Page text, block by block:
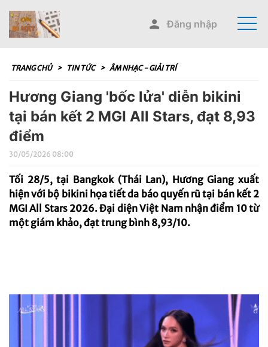
Đăng nhập
TRANG CHỦ > TIN TỨC > ÂM NHẠC - GIẢI TRÍ
Hương Giang 'bốc lửa' diễn bikini
tại bán kết 2 MGI All Stars, đạt 8,93
điểm
30/05/2026 08:00
Tối 28/5, tại Bangkok (Thái Lan), Hương Giang xuất
hiện với bộ bikini họa tiết da báo quyến rũ tại bán kết 2
MGI All Stars 2026. Đại diện Việt Nam nhận điểm 10 từ
một giám khảo, đạt trung bình 8,93/10.